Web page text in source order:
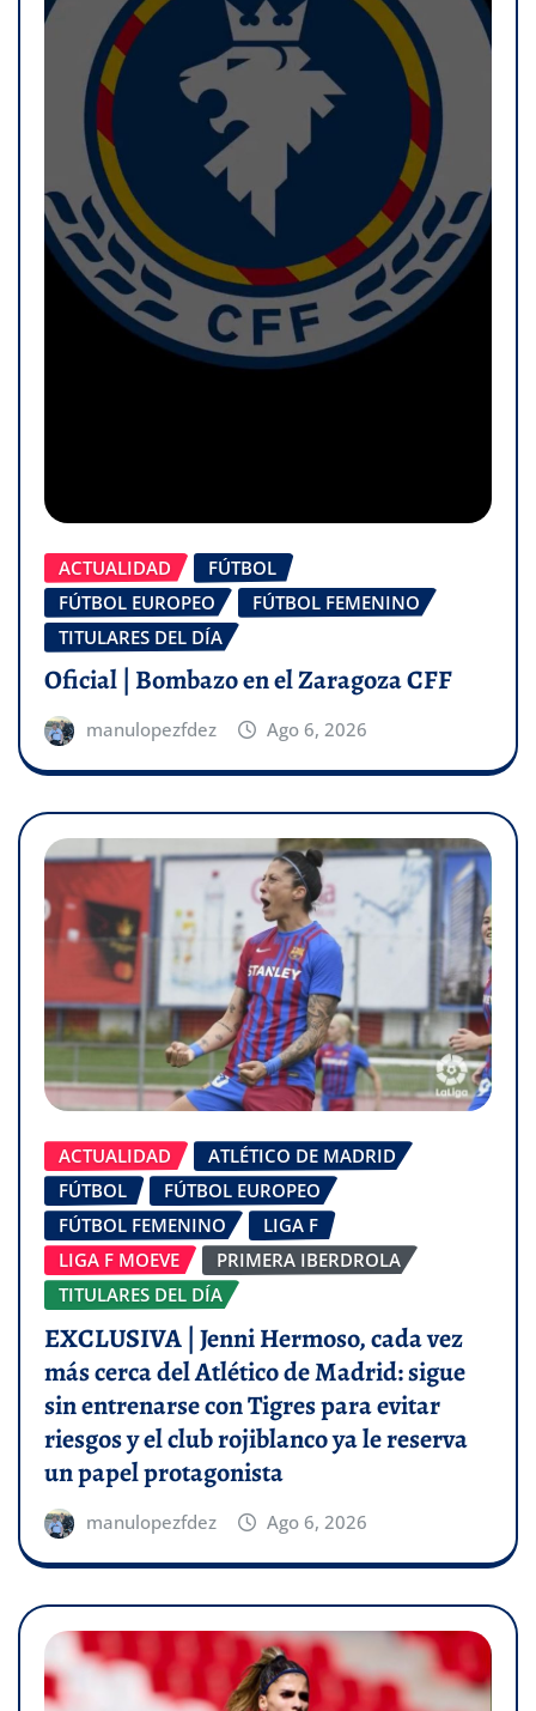
ACTUALIDAD
FÚTBOL
FÚTBOL EUROPEO
FÚTBOL FEMENINO
TITULARES DEL DÍA
Oficial | Bombazo en el Zaragoza CFF
manulopezfdez Ago 6, 2026
ACTUALIDAD
ATLÉTICO DE MADRID
FÚTBOL
FÚTBOL EUROPEO
FÚTBOL FEMENINO
LIGA F
LIGA F MOEVE
PRIMERA IBERDROLA
TITULARES DEL DÍA
EXCLUSIVA | Jenni Hermoso, cada vez
más cerca del Atlético de Madrid: sigue
sin entrenarse con Tigres para evitar
riesgos y el club rojiblanco ya le reserva
un papel protagonista
manulopezfdez Ago 6, 2026